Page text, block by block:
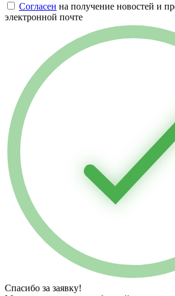
Согласен на получение новостей и
электронной почте
Спасибо за заявку!